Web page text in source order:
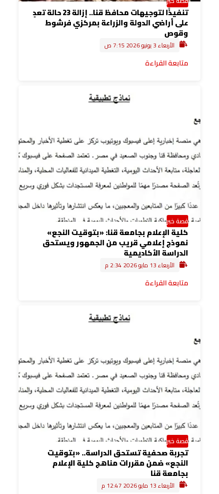
تنفيذًا لتوجيهات محافظ قنا.. إزالة 23 حالة تعدٍ
على أراضي الدولة والزراعة بمركزي فرشوط
وقوص
الأربعاء 3 يونيو 2026 7:15 ص
متابعة القراءة
قصة خبر
كلية الإعلام بجامعة قنا: «بتوقيت النجع»
نموذج إعلامي قريب من الجمهور ويستحق
الدراسة الأكاديمية
الأربعاء 13 مايو 2026 2:34 م
متابعة القراءة
قصة خبر
تجربة صحفية تستحق الدراسة.. «بتوقيت
النجع» ضمن مقررات مناهج كلية الإعلام
بجامعة قنا
الأربعاء 13 مايو 2026 12:47 م